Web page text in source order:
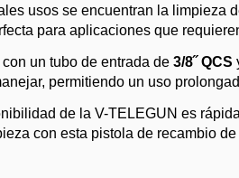
usos se encuentran la limpieza
para aplicaciones que
un tubo de entrada de 3/8˝ QCS
permitiendo un uso
de la V-TELEGUN es
con esta pistola de recambio